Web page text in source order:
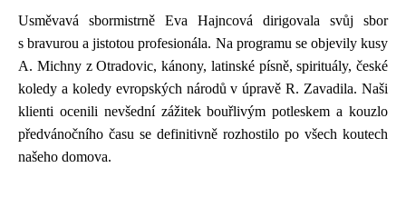
Usměvavá sbormistrně Eva Hajncová dirigovala svůj sbor
s bravurou a jistotou profesionála. Na programu se objevily kusy
A. Michny z Otradovic, kánony, latinské písně, spirituály, české
koledy a koledy evropských národů v úpravě R. Zavadila. Naši
klienti ocenili nevšední zážitek bouřlivým potleskem a kouzlo
předvánočního času se definitivně rozhostilo po všech koutech
našeho domova.